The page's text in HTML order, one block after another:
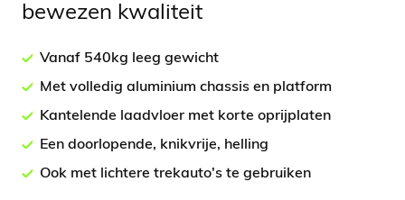
bewezen kwaliteit
Vanaf 540kg leeg gewicht
Met volledig aluminium chassis en platform
Kantelende laadvloer met korte oprijplaten
Een doorlopende, knikvrije, helling
Ook met lichtere trekauto's te gebruiken